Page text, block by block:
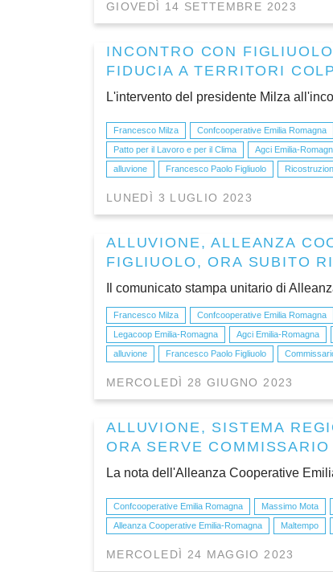
GIOVEDÌ 14 SETTEMBRE 2023
INCONTRO CON
FIDUCIA A TERRITORI
L'intervento del presidente Milza
Francesco Milza Confcooperative Emilia Romagna
Patto per il Lavoro e per il Clima
Agci Emilia-
alluvione
Francesco Paolo Figliuolo
LUNEDÌ 3 LUGLIO 2023
ALLUVIONE, ALLEANZA
FIGLIUOLO, ORA SUBITO
Il comunicato stampa unitario di
Francesco Milza Confcooperative Emilia Romagna
Legacoop Emilia-Romagna
Agci Emilia-Romagna
alluvione
Francesco Paolo Figliuolo
MERCOLEDÌ 28 GIUGNO 2023
ALLUVIONE, SISTEMA
ORA SERVE COMMISSARIO
La nota dell'Alleanza Cooperative
Confcooperative Emilia Romagna Massimo Mota
Alleanza Cooperative Emilia-Romagna
Maltempo
MERCOLEDÌ 24 MAGGIO 2023